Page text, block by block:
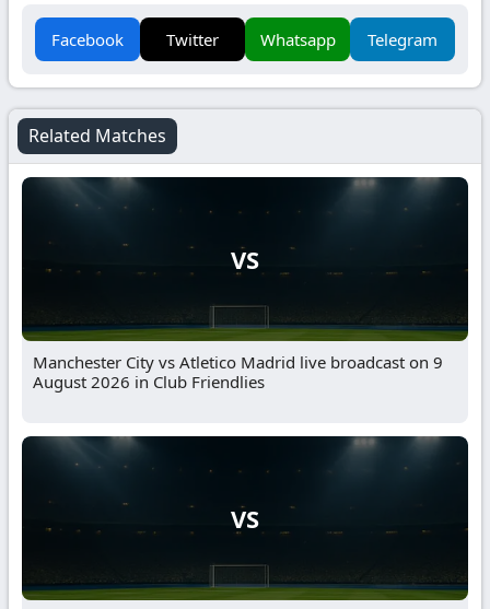
Facebook Twitter Whatsapp Telegram
Related Matches
VS
Manchester City vs Atletico Madrid live broadcast on 9
August 2026 in Club Friendlies
VS